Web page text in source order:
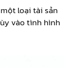
loại tài sản
vào tình hình